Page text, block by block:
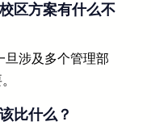
区方案有什么不
旦涉及多个管理部
比什么？